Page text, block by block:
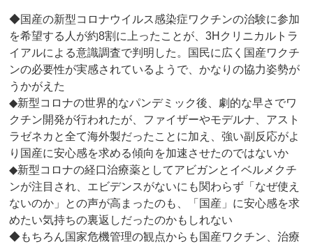
◆国産の新型コロナウイルス感染症ワクチンの治験に参加
を希望する人が約8割に上ったことが、3Hクリニカルトラ
イアルによる意識調査で判明した。国民に広く国産ワクチ
ンの必要性が実感されているようで、かなりの協力姿勢が
うかがえた
◆新型コロナの世界的なパンデミック後、劇的な早さでワ
クチン開発が行われたが、ファイザーやモデルナ、アスト
ラゼネカと全て海外製だったことに加え、強い副反応がよ
り国産に安心感を求める傾向を加速させたのではないか
◆新型コロナの経口治療薬としてアビガンとイベルメクチ
ンが注目され、エビデンスがないにも関わらず「なぜ使え
ないのか」との声が高まったのも、「国産」に安心感を求
めたい気持ちの裏返しだったのかもしれない
◆もちろん国家危機管理の観点からも国産ワクチン、治療